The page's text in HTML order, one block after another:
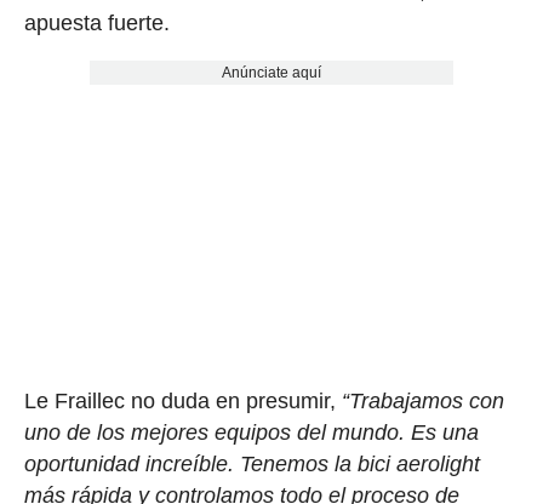
apuesta fuerte.
Anúnciate aquí
Le Fraillec no duda en presumir, “Trabajamos con
uno de los mejores equipos del mundo. Es una
oportunidad increíble. Tenemos la bici aerolight
más rápida y controlamos todo el proceso de